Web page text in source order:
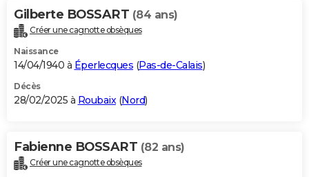
Gilberte BOSSART (84 ans)
Créer une cagnotte obsèques
Naissance
14/04/1940 à Éperlecques (Pas-de-Calais)
Décès
28/02/2025 à Roubaix(Nord)
Fabienne BOSSART (82 ans)
Créer une cagnotte obsèques